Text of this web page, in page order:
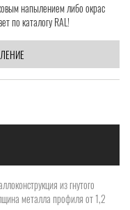
напылением либо окрас
по каталогу RAL!
из гнутого
металла профиля от 1,2